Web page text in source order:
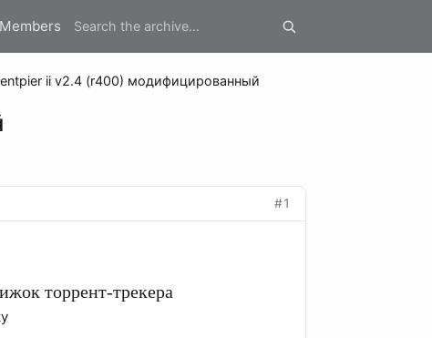
Members
ii v2.4 (r400) модифицированный
#1
торрент-трекера